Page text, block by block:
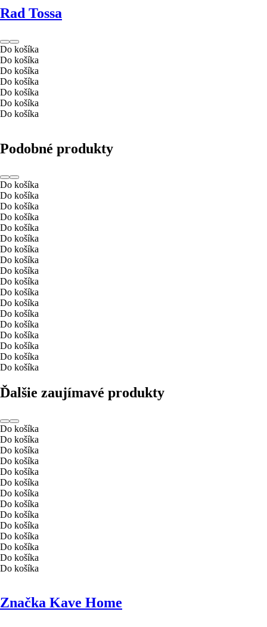
Rad Tossa
Do košíka
Do košíka
Do košíka
Do košíka
Do košíka
Do košíka
Do košíka
Podobné produkty
Do košíka
Do košíka
Do košíka
Do košíka
Do košíka
Do košíka
Do košíka
Do košíka
Do košíka
Do košíka
Do košíka
Do košíka
Do košíka
Do košíka
Do košíka
Do košíka
Do košíka
Do košíka
Ďalšie zaujímavé produkty
Do košíka
Do košíka
Do košíka
Do košíka
Do košíka
Do košíka
Do košíka
Do košíka
Do košíka
Do košíka
Do košíka
Do košíka
Do košíka
Do košíka
Značka Kave Home